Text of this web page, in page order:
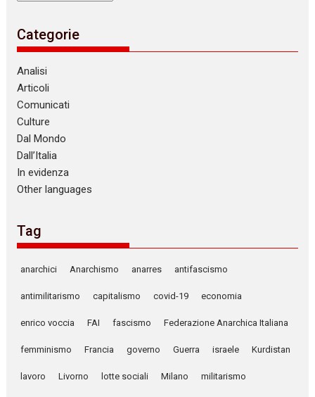
Categorie
Analisi
Articoli
Comunicati
Culture
Dal Mondo
Dall’Italia
In evidenza
Other languages
Tag
anarchici Anarchismo anarres antifascismo
antimilitarismo capitalismo covid-19 economia
enrico voccia FAI fascismo Federazione Anarchica Italiana
femminismo Francia governo Guerra israele Kurdistan
lavoro Livorno lotte sociali Milano militarismo